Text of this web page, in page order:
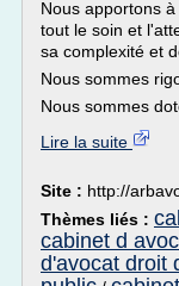
Nous apportons
tout le soin et
sa complexité et
Nous sommes
Nous sommes
Lire la suite
Site : http://
Thèmes liés :
cabinet d
d'avocat droit